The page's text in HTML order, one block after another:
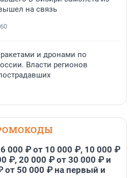
на связь
60
и дронами по
Власти регионов
000 ₽ от 10 000 ₽, 10 000 ₽
₽, 20 000 ₽ от 30 000 ₽ и
от 50 000 ₽ на первый и